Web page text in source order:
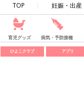
TOP 妊娠・出産
育児グッズ 病気・予防接種
ひよこクラブ アプリ